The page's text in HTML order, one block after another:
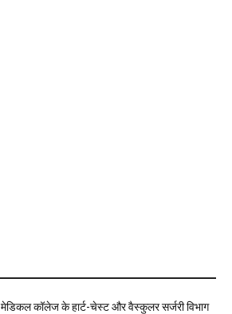
​मेडिकल कॉलेज के हार्ट-चेस्ट और वैस्कुलर सर्जरी विभाग